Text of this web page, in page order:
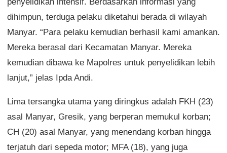
dihimpun, terduga pelaku diketahui berada di wilayah
Manyar. “Para pelaku kemudian berhasil kami amankan.
Mereka berasal dari Kecamatan Manyar. Mereka
kemudian dibawa ke Mapolres untuk penyelidikan lebih
lanjut,” jelas Ipda Andi.
Lima tersangka utama yang diringkus adalah FKH (23)
asal Manyar, Gresik, yang berperan memukul korban;
CH (20) asal Manyar, yang menendang korban hingga
terjatuh dari sepeda motor; MFA (18), yang juga